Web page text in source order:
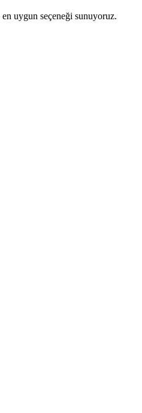
uygun seçeneği sunuyoruz.